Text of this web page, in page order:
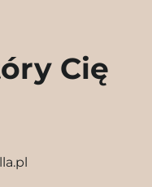
Cię